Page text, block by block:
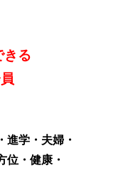
きる
進学・夫婦・
位・健康・